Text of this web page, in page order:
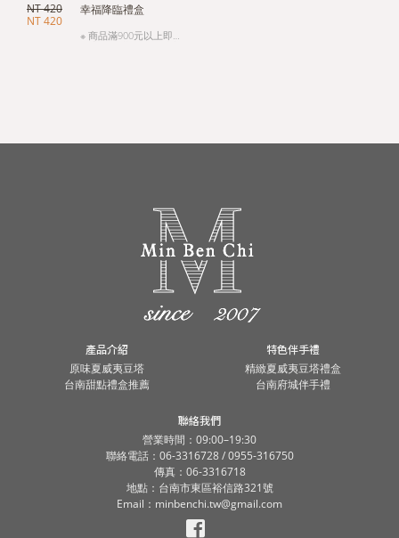
幸福降臨禮盒
NT 420
NT 420
※ 商品滿900元以上即
我們。
產品介紹
原味夏威夷豆塔
台南甜點禮盒推薦
特色伴手禮
精緻夏威夷豆塔禮盒
台南府城伴手禮
聯絡我們
營業時間：09:00–19:30
聯絡電話：06-3316728 / 0955-316750
傳真：06-3316718
地點：台南市東區裕信路321號
Email：minbenchi.tw@gmail.com